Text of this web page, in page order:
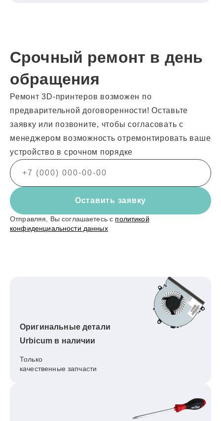
Срочный ремонт в день
обращения
Ремонт 3D-принтеров возможен по
предварительной договоренности! Оставьте
заявку или позвоните, чтобы согласовать с
менеджером возможность отремонтировать ваше
устройство в срочном порядке
Оставить заявку
Отправляя, Вы соглашаетесь с политикой
конфиденциальности данных
Оригинальные детали
Urbicum в наличии
Только
качественные запчасти